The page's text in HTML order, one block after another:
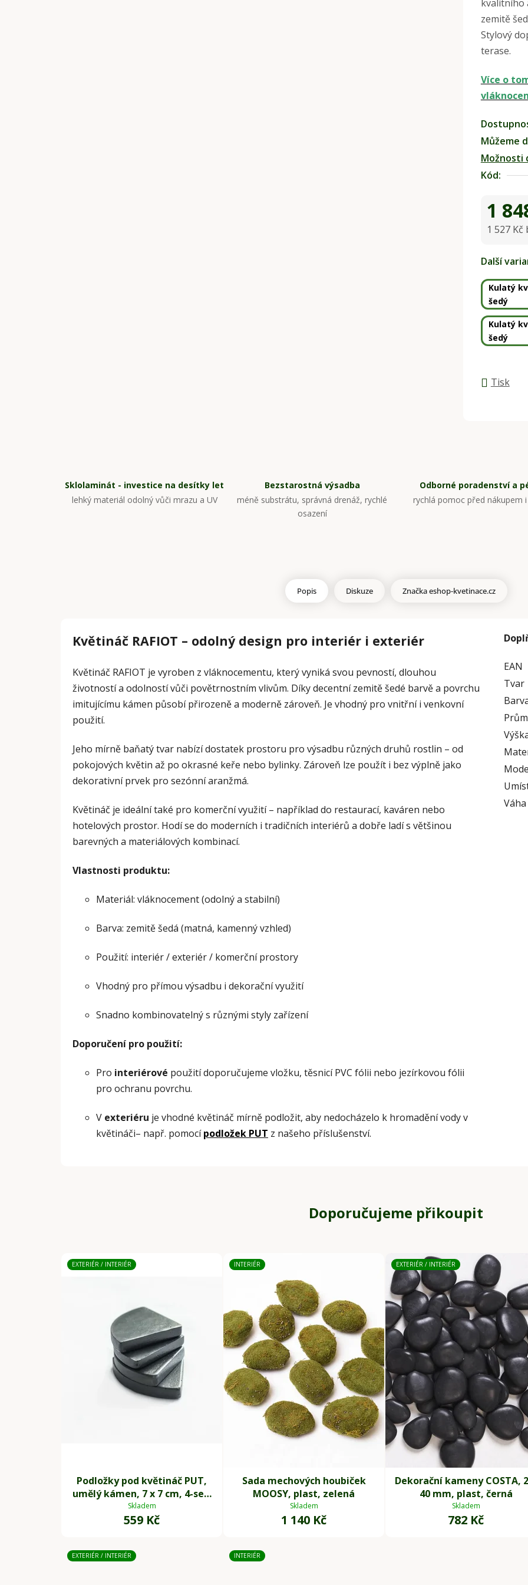
kvalitního
zemitě
Stylový
terase.
Více o
Můžeme
Možnosti
Kód:
1
1 527 Kč
Další
Kulatý
šedý
Kulatý
šedý
Tisk
Sklolaminát - investice na desítky let
lehký materiál odolný vůči mrazu a UV
Bezstarostná výsadba
méně substrátu, správná drenáž, rychlé
osazení
Odborné poradenství a
rychlá pomoc před nákupem
Popis Diskuze Značkaeshop-kvetinace.cz
Květináč RAFIOT – odolný design pro interiér i exteriér
Květináč RAFIOT je vyroben z vláknocementu, který vyniká svou pevností, dlouhou
životností a odolností vůči povětrnostním vlivům. Díky decentní zemitě šedé barvě a povrchu
imitujícímu kámen působí přirozeně a moderně zároveň. Je vhodný pro vnitřní i venkovní
použití.
Jeho mírně baňatý tvar nabízí dostatek prostoru pro výsadbu různých druhů rostlin – od
pokojových květin až po okrasné keře nebo bylinky. Zároveň lze použít i bez výplně jako
dekorativní prvek pro sezónní aranžmá.
Květináč je ideální také pro komerční využití – například do restaurací, kaváren nebo
hotelových prostor. Hodí se do moderních i tradičních interiérů a dobře ladí s většinou
barevných a materiálových kombinací.
Vlastnosti produktu:
Materiál: vláknocement (odolný a stabilní)
Barva: zemitě šedá (matná, kamenný vzhled)
Použití: interiér / exteriér / komerční prostory
Vhodný pro přímou výsadbu i dekorační využití
Snadno kombinovatelný s různými styly zařízení
Doporučení pro použití:
Pro interiérové použití doporučujeme vložku, těsnicí PVC fólii nebo jezírkovou fólii
pro ochranu povrchu.
V exteriéru je vhodné květináč mírně podložit, aby nedocházelo k hromadění vody v
květináči– např. pomocípodložek PUT z našeho příslušenství.
EAN
Tvar
Váha
Doporučujeme přikoupit
EXTERIÉR / INTERIÉR
Podložky pod květináč PUT,
umělý kámen, 7 x 7 cm, 4-set,
šedé
Skladem
559 Kč
INTERIÉR
Sada mechových houbiček
MOOSY, plast, zelená
Skladem
1 140 Kč
EXTERIÉR / INTERIÉR
Dekorační kameny COSTA,
40 mm, plast, černá
Skladem
782 Kč
EXTERIÉR / INTERIÉR INTERIÉR